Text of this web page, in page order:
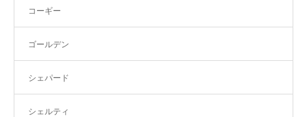
コーギー
ゴールデン
シェパード
シェルティ